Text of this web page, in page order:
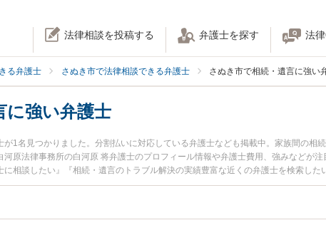
法律相談を投稿する 弁護士を探す 法
る弁護士 さぬき市で法律相談できる弁護士 さぬき市で相続・遺言に強い
に強い弁護士
1名見つかりました。分割払いに対応している弁護士なども掲載中。家族間の相
原法律事務所の白河原 将弁護士のプロフィール情報や弁護士費用、強みなどが
に相談したい』『相続・遺言のトラブル解決の実績豊富な近くの弁護士を検索し
お困りの相談者さんにおすすめです。